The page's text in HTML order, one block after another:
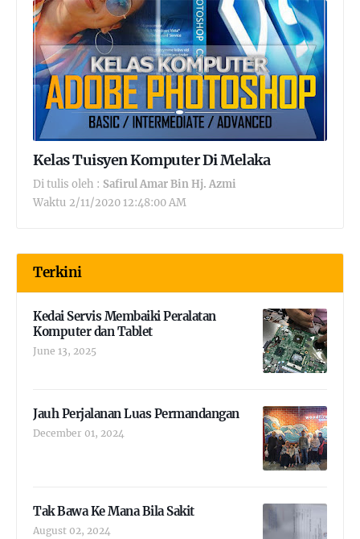
Kelas Tuisyen Komputer Di Melaka
Di tulis oleh : Safirul Amar Bin Hj. Azmi
Waktu 2/11/2020 12:48:00 AM
Terkini
Kedai Servis Membaiki Peralatan
Komputer dan Tablet
June 13, 2025
Jauh Perjalanan Luas Permandangan
December 01, 2024
Tak Bawa Ke Mana Bila Sakit
August 02, 2024